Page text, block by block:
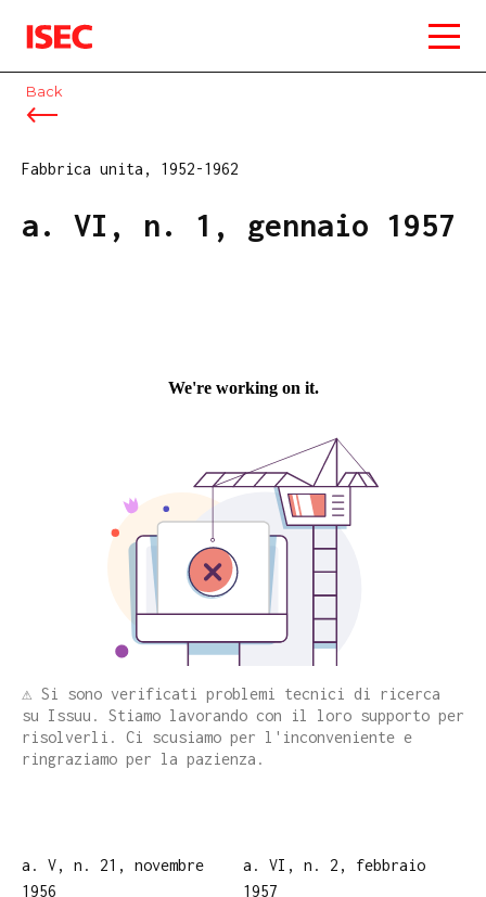
ISEC
Back
Fabbrica unita, 1952-1962
a. VI, n. 1, gennaio 1957
⚠️ Si sono verificati problemi tecnici di ricerca
su Issuu. Stiamo lavorando con il loro supporto per
risolverli. Ci scusiamo per l'inconveniente e
ringraziamo per la pazienza.
a. V, n. 21, novembre
1956
a. VI, n. 2, febbraio
1957